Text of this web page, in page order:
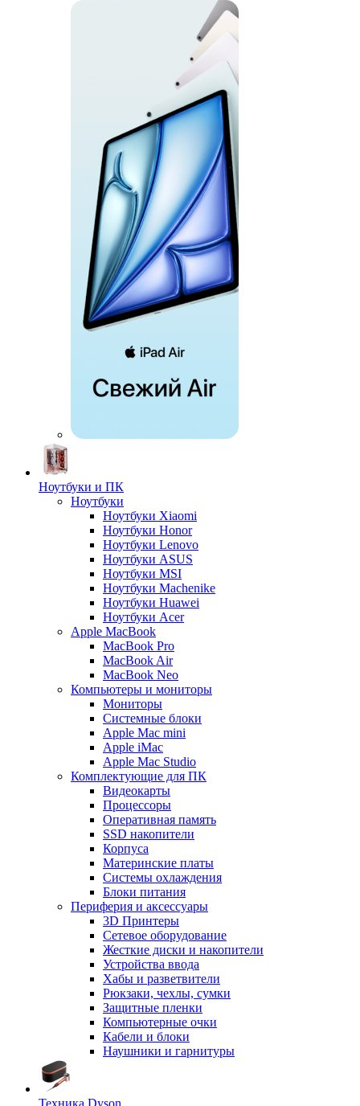
Ноутбуки и ПК
Ноутбуки
Ноутбуки Xiaomi
Ноутбуки Honor
Ноутбуки Lenovo
Ноутбуки ASUS
Ноутбуки MSI
Ноутбуки Machenike
Ноутбуки Huawei
Ноутбуки Acer
Apple MacBook
MacBook Pro
MacBook Air
MacBook Neo
Компьютеры и мониторы
Мониторы
Системные блоки
Apple Mac mini
Apple iMac
Apple Mac Studio
Комплектующие для ПК
Видеокарты
Процессоры
Оперативная память
SSD накопители
Корпуса
Материнские платы
Системы охлаждения
Блоки питания
Периферия и аксессуары
3D Принтеры
Сетевое оборудование
Жесткие диски и накопители
Устройства ввода
Хабы и разветвители
Рюкзаки, чехлы, сумки
Защитные пленки
Компьютерные очки
Кабели и блоки
Наушники и гарнитуры
Техника Dyson